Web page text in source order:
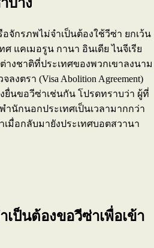
จักรภพไม่จำเป็นต้องใช้วีซ่า ยกเว้น
ศ แคเมอรูน กานา อินเดีย ไนจีเรีย
างชาติที่ประเทศของพวกเขาลงนาม
งตรา (Visa Abolition Agreement)
ยื่นขอวีซ่าเช่นกัน โปรดทราบว่า ผู้ที่
นักนอกประเทศเป็นเวลามากกว่า
มื่อกลับมายังประเทศบอตสวานา
เป็นต้องขอวีซ่าเพื่อเข้า